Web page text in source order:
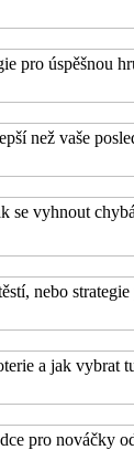
pro úspěšnou
než vaše
se vyhnout
nebo
a jak vybrat
pro nováčky